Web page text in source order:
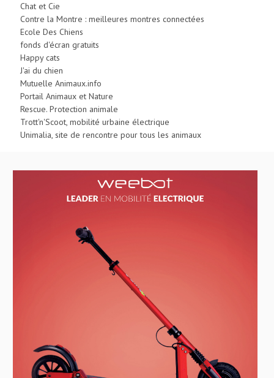
Chat et Cie
Contre la Montre : meilleures montres connectées
Ecole Des Chiens
fonds d'écran gratuits
Happy cats
J'ai du chien
Mutuelle Animaux.info
Portail Animaux et Nature
Rescue. Protection animale
Trott'n'Scoot, mobilité urbaine électrique
Unimalia, site de rencontre pour tous les animaux